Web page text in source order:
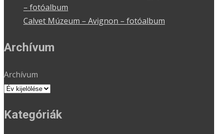
– fotóalbum
Calvet Múzeum – Avignon – fotóalbum
Archívum
Archívum
Kategóriák